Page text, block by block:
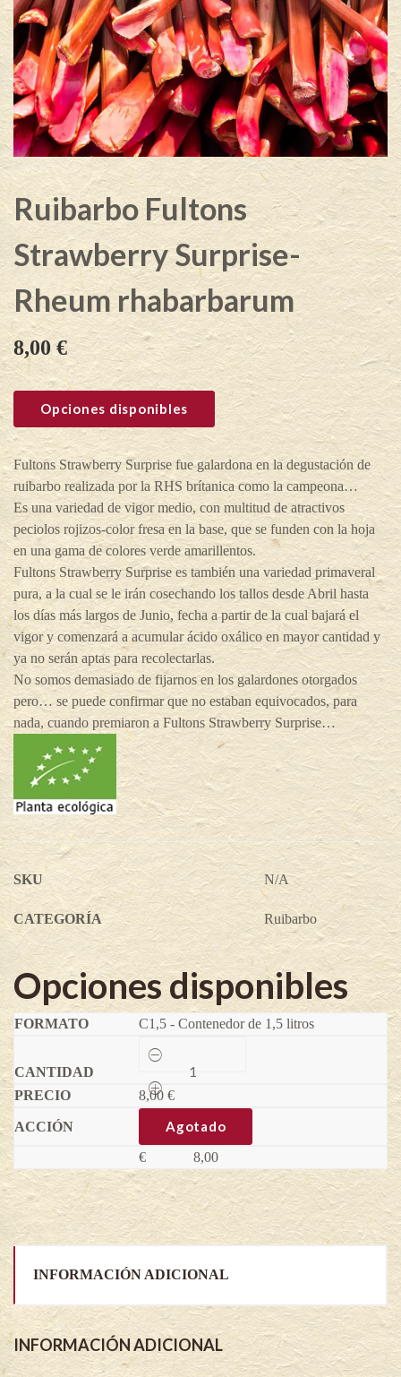
Ruibarbo Fultons
Strawberry Surprise-
Rheum rhabarbarum
8,00€
Opciones disponibles
Fultons Strawberry Surprise fue galardona en la degustación de
ruibarbo realizada por la RHS brítanica como la campeona…
Es una variedad de vigor medio, con multitud de atractivos
peciolos rojizos-color fresa en la base, que se funden con la hoja
en una gama de colores verde amarillentos.
Fultons Strawberry Surprise es también una variedad primaveral
pura, a la cual se le irán cosechando los tallos desde Abril hasta
los días más largos de Junio, fecha a partir de la cual bajará el
vigor y comenzará a acumular ácido oxálico en mayor cantidad y
ya no serán aptas para recolectarlas.
No somos demasiado de fijarnos en los galardones otorgados
pero… se puede confirmar que no estaban equivocados, para
nada, cuando premiaron a Fultons Strawberry Surprise…
SKU N/A
CATEGORÍA Ruibarbo
Opciones disponibles
C1,5 - Contenedor de 1,5 litros
Ruibarbo
Fultons
Strawberry
Surprise-
Rheum
rhabarbarum
quantity
8,00 €
Agotado
€ 8,00
INFORMACIÓN ADICIONAL
INFORMACIÓN ADICIONAL